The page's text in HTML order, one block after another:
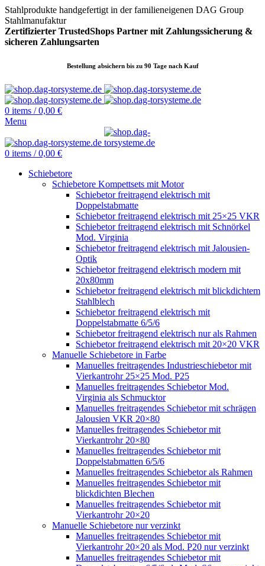
Stahlprodukte handgefertigt in der familieneigenen DAG Group
Stahlmanufaktur
Zertifizierter TrustedShops Partner mit Zahlungssicherung &
sicheren Zahlungsarten
Bestellung absichern bis zu 90 Tage nach Kauf
0 items / 0,00 €
Menu
0 items / 0,00 €
Schiebetore
Schiebetore Kompettsets mit Motor
Schiebetor freitragend elektrisch mit
Doppelstabmatte
Schiebetor freitragend elektrisch mit 25×25 VKR
Schiebetor freitragend elektrisch mit Schnörkel
Mod. Virginia
Schiebetor freitragend elektrisch mit Jalousien-
Optik
Schiebetor freitragend elektrisch modern mit
20x80mm
Schiebetor freitragend elektrisch mit blickdichtem
Stahlblech
Schiebetor freitragend elektrisch mit
Doppelstabmatte 6/5/6
Schiebetor freitragend elektrisch nur als Rahmen
Schiebetor freitragend elektrisch mit 20×20 VKR
Manuelle Schiebetore in Farbe
Manuelles freitragendes Industrieschiebetor mit
Vierkantrohr 25×25 Mod. P25
Manuelles freitragendes Schiebetor Mod.
Virginia als Schmucktor
Manuelles freitragendes Schiebetor mit schrägen
Jalousien VKR 20×80
Manuelles freitragendes Schiebetor mit
Vierkantrohr 20×80
Manuelles freitragendes Schiebetor mit
Doppelstabmatten 6/5/6
Manuelles freitragendes Schiebetor als Rahmen
Manuelles freitragendes Schiebetor mit
blickdichten Blechen
Manuelles freitragendes Schiebetor mit
Vierkantrohr 20×20
Manuelle Schiebetore nur verzinkt
Manuelles freitragendes Schiebetor mit
Vierkantrohr 20×20 als Mod. P20 nur verzinkt
Manuelles freitragendes Schiebetor mit